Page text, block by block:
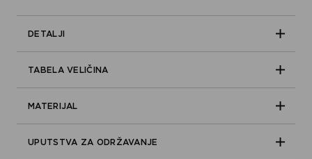
DETALJI
TABELA VELIČINA
MATERIJAL
UPUTSTVA ZA ODRŽAVANJE